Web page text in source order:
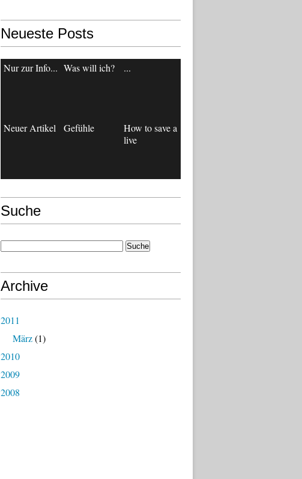
Neueste Posts
Nur zur Info... Was will ich? ...
Neuer Artikel Gefühle
How to save a
live
Suche
Archive
2011
März(1)
2010
2009
2008